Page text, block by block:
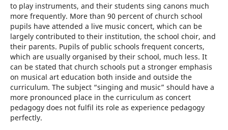
to play instruments, and their students sing canons much
more frequently. More than 90 percent of church school
pupils have attended a live music concert, which can be
largely contributed to their institution, the school choir, and
their parents. Pupils of public schools frequent concerts,
which are usually organised by their school, much less. It
can be stated that church schools put a stronger emphasis
on musical art education both inside and outside the
curriculum. The subject “singing and music” should have a
more pronounced place in the curriculum as concert
pedagogy does not fulfil its role as experience pedagogy
perfectly.